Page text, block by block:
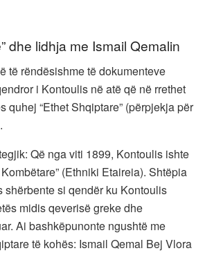
dhe lidhja me Ismail Qemalin
të rëndësishme të dokumenteve
i Kontoulis në atë që në rrethet
quhej “Ethet Shqiptare” (përpjekja për
Që nga viti 1899, Kontoulis ishte
(Ethniki Etaireia). Shtëpia
shërbente si qendër ku Kontoulis
midis qeverisë greke dhe
Ai bashkëpunonte ngushtë me
të kohës: Ismail Qemal Bej Vlora